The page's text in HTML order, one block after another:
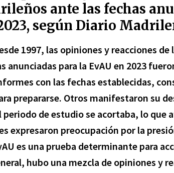
ante las fechas
según Diario
1997, las opiniones y reacciones
anunciadas para la EvAU en 2023
con las fechas establecidas,
prepararse. Otros manifestaron su
periodo de estudio se acortaba, lo que
expresaron preocupación por la
es una prueba determinante para
hubo una mezcla de opiniones y